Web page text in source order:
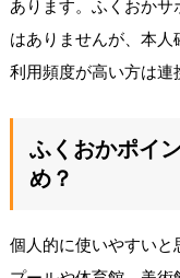
あります。ふくおか
はありませんが、本人
利用頻度が高い方は連
ふくおかポイ
め？
個人的に使いやすいと